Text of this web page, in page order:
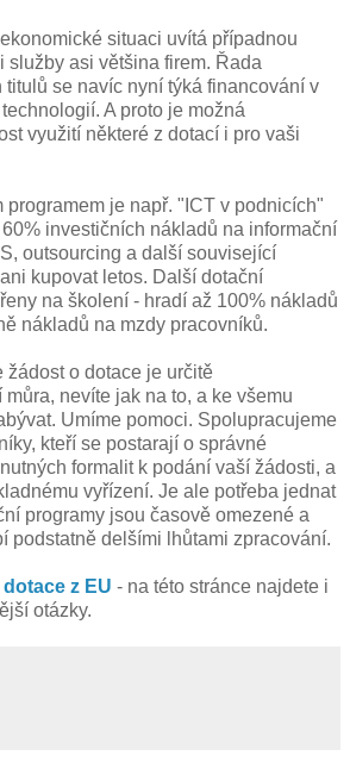
situaci uvítá případnou
služby asi většina firem. Řada
se navíc nyní týká financování v
A proto je možná
využití některé z dotací i pro vaši
programem je např. "ICT v podnicích"
investičních nákladů na informační
outsourcing a další související
kupovat letos. Další dotační
na školení - hradí až 100% nákladů
nákladů na mzdy pracovníků.
žádost o dotace je určitě
nevíte jak na to, a ke všemu
Umíme pomoci. Spolupracujeme
kteří se postarají o správné
formalit k podání vaší žádosti, a
vyřízení. Je ale potřeba jednat
programy jsou časově omezené a
podstatně delšími lhůtami zpracování.
z EU - na této stránce najdete i
otázky.